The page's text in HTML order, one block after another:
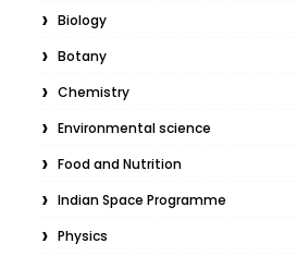
Biology
Botany
Chemistry
Environmental science
Food and Nutrition
Indian Space Programme
Physics